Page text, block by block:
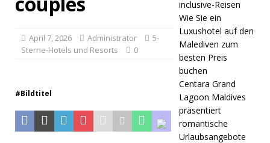
[ 30. April
Marriott
Maldives
April 7, 2026 Administrator
5-
Sterne-Hotels und Resorts
0
#Bildtitel
inclusive-Reisen
Wie Sie ein
Luxushotel auf den
Malediven zum
besten Preis
buchen
Centara Grand
Lagoon Maldives
präsentiert
romantische
Urlaubsangebote